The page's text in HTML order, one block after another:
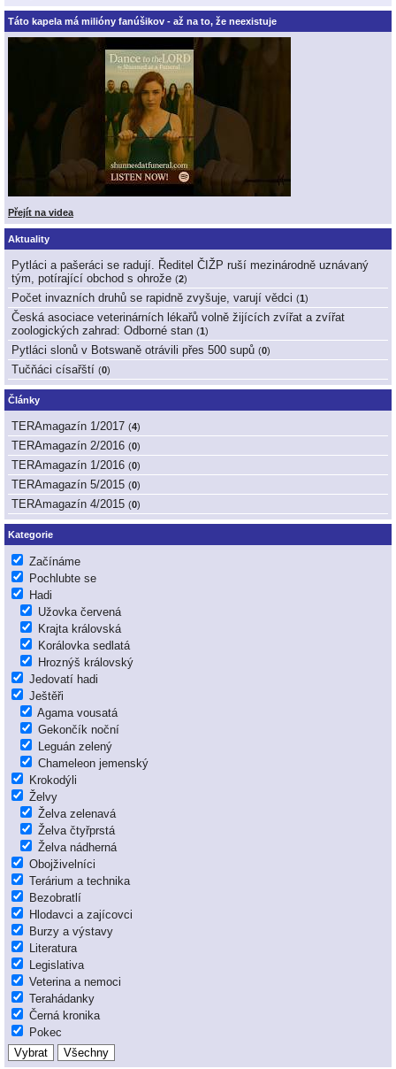
Táto kapela má milióny fanúšikov - až na to, že neexistuje
Přejít na videa
Aktuality
Pytláci a pašeráci se radují. Ředitel ČIŽP ruší mezinárodně uznávaný
tým, potírající obchod s ohrože (2)
Počet invazních druhů se rapidně zvyšuje, varují vědci (1)
Česká asociace veterinárních lékařů volně žijících zvířat a zvířat
zoologických zahrad: Odborné stan (1)
Pytláci slonů v Botswaně otrávili přes 500 supů (0)
Tučňáci císařští (0)
Články
TERAmagazín 1/2017 (4)
TERAmagazín 2/2016 (0)
TERAmagazín 1/2016 (0)
TERAmagazín 5/2015 (0)
TERAmagazín 4/2015 (0)
Kategorie
Začínáme
Pochlubte se
Hadi
Užovka červená
Krajta královská
Korálovka sedlatá
Hroznýš královský
Jedovatí hadi
Ještěři
Agama vousatá
Gekončík noční
Leguán zelený
Chameleon jemenský
Krokodýli
Želvy
Želva zelenavá
Želva čtyřprstá
Želva nádherná
Obojživelníci
Terárium a technika
Bezobratlí
Hlodavci a zajícovci
Burzy a výstavy
Literatura
Legislativa
Veterina a nemoci
Terahádanky
Černá kronika
Pokec